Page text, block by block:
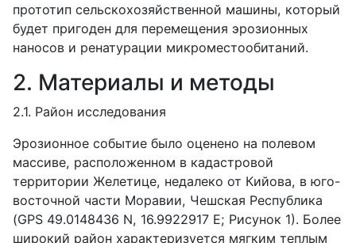
прототип сельскохозяйственной машины, который
будет пригоден для перемещения эрозионных
наносов и ренатурации микроместообитаний.
2. Материалы и методы
2.1. Район исследования
Эрозионное событие было оценено на полевом
массиве, расположенном в кадастровой
территории Желетице, недалеко от Кийова, в юго-
восточной части Моравии, Чешская Республика
(GPS 49.0148436 N, 16.9922917 E; Рисунок 1). Более
широкий район характеризуется мягким теплым